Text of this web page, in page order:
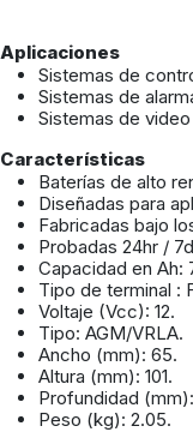
Aplicaciones
Sistemas de
Sistemas de
Sistemas de
Características
Baterías de alto
Diseñadas para
Fabricadas bajo
Probadas 24hr /
Capacidad en Ah:
Tipo de terminal :
Voltaje (Vcc): 12.
Tipo: AGM/VRLA.
Ancho (mm): 65.
Altura (mm): 101.
Profundidad (mm):
Peso (kg): 2.05.